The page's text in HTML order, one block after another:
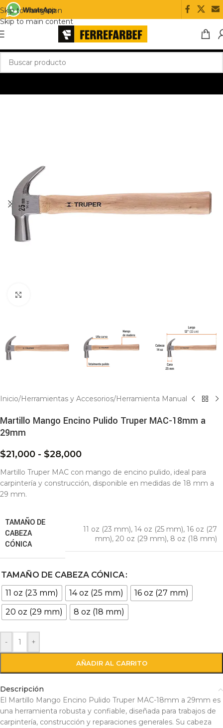
Skip to navigation
Skip to main content
Inicio/Herramientas y Accesorios/Herramienta Manual
Martillo Mango Encino Pulido Truper MAC-18mm a
29mm
$21,000 - $28,000
Martillo Truper MAC con mango de encino pulido, ideal para
carpintería y construcción, disponible en medidas de 18 mm a
29 mm.
TAMAÑO DE
CABEZA
CÓNICA
11 oz (23 mm), 14 oz (25 mm), 16 oz (27
mm), 20 oz (29 mm), 8 oz (18 mm)
TAMAÑO DE CABEZA CÓNICA
11 oz (23 mm)
14 oz (25 mm)
16 oz (27 mm)
20 oz (29 mm)
8 oz (18 mm)
- +
AÑADIR AL CARRITO
Descripción
El Martillo Mango Encino Pulido Truper MAC-18mm a 29mm es
una herramienta robusta y confiable, diseñada para trabajos de
carpintería, construcción y reparaciones generales. Su cabeza